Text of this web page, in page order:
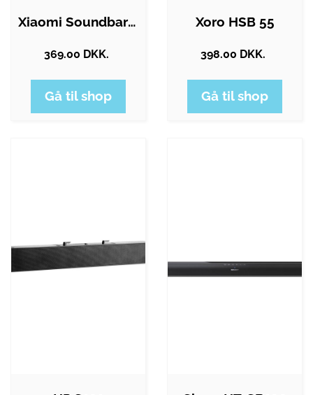
Xiaomi Soundbar 2.0 - Black
369.00 DKK.
Gå til shop
Xoro HSB 55
398.00 DKK.
Gå til shop